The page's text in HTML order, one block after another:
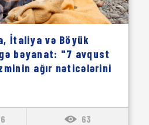
İtaliya və Böyük
bəyanat: "7 avqust
ağır nəticələrini
63